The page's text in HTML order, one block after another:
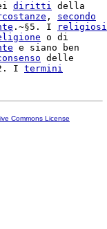
diritti della
, secondo
.~§5. I
religiosi
o di
e siano ben
delle
I termini
Commons License